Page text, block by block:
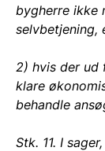
bygherre ikke
selvbetjening,
2) hvis der ud
klare
behandle
Stk. 11. I